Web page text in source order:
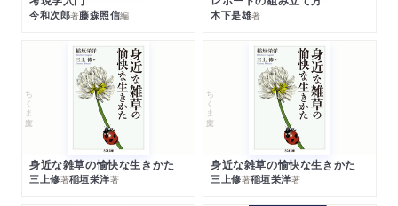
今和次郎著藤森照信編 木下是雄著
ちくま文庫
身近な雑草の愉快な生きかた
三上修著稲垣栄洋著
ちくま文庫
身近な雑草の愉快な生きかた
三上修著稲垣栄洋著